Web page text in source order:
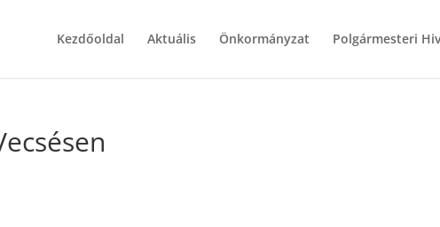
Kezdőoldal Aktuális Önkormányzat Polgármesteri